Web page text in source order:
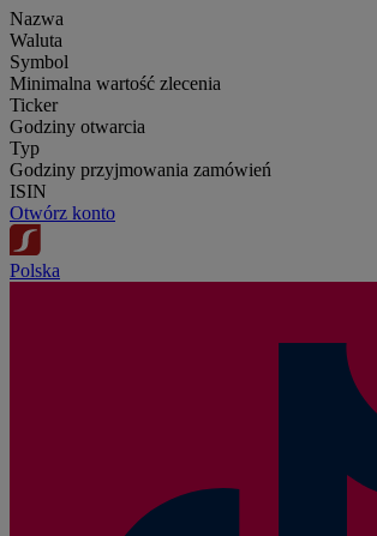
Nazwa
Waluta
Symbol
Minimalna wartość zlecenia
Ticker
Godziny otwarcia
Typ
Godziny przyjmowania zamówień
ISIN
Otwórz konto
Polska